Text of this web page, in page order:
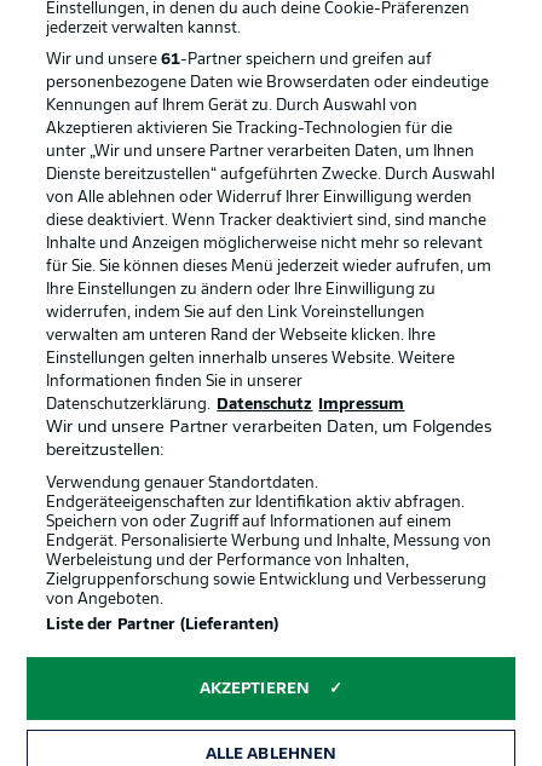
Rechtliche Hinweise Voreinstellungen verwalten
Datenschutz Nutzungsbedingungen
Broadcaster Kontakt
Jobs Impressum
Partner Spieler
Liveticker
© 2026 Bundesliga-Gruppe GmbH
Sprachauswahl
Einstellungen, in denen du auch deine Cookie-Präferenzen
jederzeit verwalten kannst.
Wir und unsere61-Partner speichern und greifen auf
personenbezogene Daten wie Browserdaten oder eindeutige
Kennungen auf Ihrem Gerät zu. Durch Auswahl von
Akzeptieren aktivieren Sie Tracking-Technologien für die
unter „Wir und unsere Partner verarbeiten Daten, um Ihnen
Dienste bereitzustellen“ aufgeführten Zwecke. Durch Auswahl
von Alle ablehnen oder Widerruf Ihrer Einwilligung werden
diese deaktiviert. Wenn Tracker deaktiviert sind, sind manche
Inhalte und Anzeigen möglicherweise nicht mehr so relevant
für Sie. Sie können dieses Menü jederzeit wieder aufrufen, um
Ihre Einstellungen zu ändern oder Ihre Einwilligung zu
widerrufen, indem Sie auf den Link Voreinstellungen
verwalten am unteren Rand der Webseite klicken. Ihre
Einstellungen gelten innerhalb unseres Website. Weitere
Informationen finden Sie in unserer
Datenschutzerklärung.
Datenschutz Impressum
Wir und unsere Partner verarbeiten Daten, um Folgendes
bereitzustellen:
Verwendung genauer Standortdaten.
Endgeräteeigenschaften zur Identifikation aktiv abfragen.
Speichern von oder Zugriff auf Informationen auf einem
Endgerät. Personalisierte Werbung und Inhalte, Messung von
Werbeleistung und der Performance von Inhalten,
Zielgruppenforschung sowie Entwicklung und Verbesserung
von Angeboten.
Liste der Partner (Lieferanten)
AKZEPTIEREN
ALLE ABLEHNEN